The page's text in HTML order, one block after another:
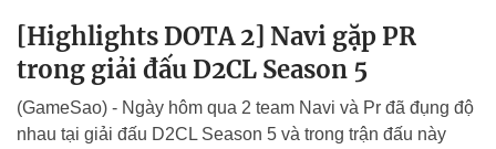
[Highlights DOTA 2] Navi gặp PR
trong giải đấu D2CL Season 5
(GameSao) - Ngày hôm qua 2 team Navi và Pr đã đụng độ
nhau tại giải đấu D2CL Season 5 và trong trận đấu này